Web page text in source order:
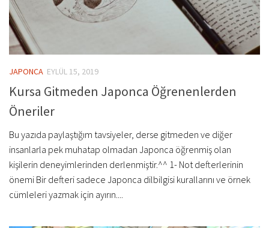
JAPONCA EYLÜL 15, 2019
Kursa Gitmeden Japonca Öğrenenlerden
Öneriler
Bu yazıda paylaştığım tavsiyeler, derse gitmeden ve diğer
insanlarla pek muhatap olmadan Japonca öğrenmiş olan
kişilerin deneyimlerinden derlenmiştir.^^ 1- Not defterlerinin
önemi Bir defteri sadece Japonca dilbilgisi kurallarını ve örnek
cümleleri yazmak için ayırın....